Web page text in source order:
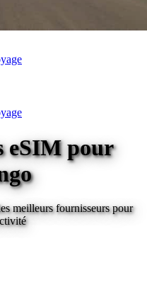
eSIM pour
meilleurs fournisseurs pour